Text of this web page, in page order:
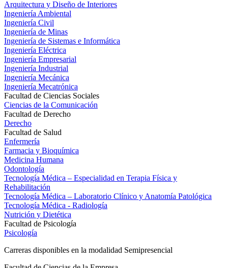
Arquitectura y Diseño de Interiores
Ingeniería Ambiental
Ingeniería Civil
Ingeniería de Minas
Ingeniería de Sistemas e Informática
Ingeniería Eléctrica
Ingeniería Empresarial
Ingeniería Industrial
Ingeniería Mecánica
Ingeniería Mecatrónica
Facultad de Ciencias Sociales
Ciencias de la Comunicación
Facultad de Derecho
Derecho
Facultad de Salud
Enfermería
Farmacia y Bioquímica
Medicina Humana
Odontología
Tecnología Médica – Especialidad en Terapia Física y
Rehabilitación
Tecnología Médica – Laboratorio Clínico y Anatomía Patológica
Tecnología Médica - Radiología
Nutrición y Dietética
Facultad de Psicología
Psicología
Carreras disponibles en la modalidad Semipresencial